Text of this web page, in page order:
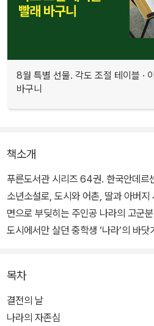
8월 특별 선물. 각도 조절 테이블 ·
바구니
책소개
푸른도서관 시리즈 64권. 한국안데르
소년소설로, 도시와 어촌, 딸과 아버지
면으로 부딪히는 주인공 나라의 고군
도시에서만 살던 중학생 ‘나라’의 바
란히 투영되어 있다.
엄마와 함께 도시에서 살던 ‘차도중(차
목차
결전의 날
나라의 자존심